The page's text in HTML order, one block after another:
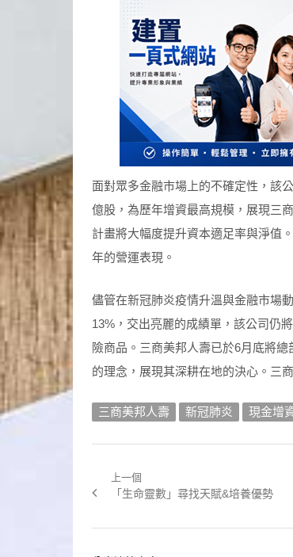
面對眾多金融市場上的不確定性，該
億股，為歷年增資最高規模，展現三
計畫將大幅度提升資本適足率與淨值
年的營運表現。
儘管在新冠肺炎疫情升溫與金融市場
13%，交出亮麗的成績單，該公司仍
險商品。三商美邦人壽已於6月底將
的理念，展現其深耕在地的決心。三
三商美邦人壽 新冠肺炎 現金增
上一個
Previous
「生命靈數」尋找天賦&培養優勢